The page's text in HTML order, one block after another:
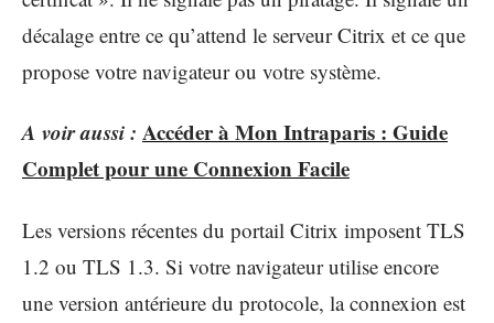
décalage entre ce qu’attend le serveur Citrix et ce que
propose votre navigateur ou votre système.
A voir aussi : Accéder à Mon Intraparis : Guide
Complet pour une Connexion Facile
Les versions récentes du portail Citrix imposent TLS
1.2 ou TLS 1.3. Si votre navigateur utilise encore
une version antérieure du protocole, la connexion est